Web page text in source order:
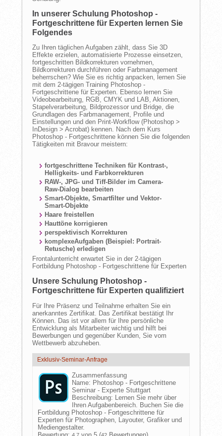
In unserer Schulung Photoshop -
Fortgeschrittene für Experten lernen Sie
Folgendes
Zu Ihren täglichen Aufgaben zählt, dass Sie 3D
Effekte erzielen, automatisierte Prozesse einsetzen,
fortgeschritten Bildkorrekturen vornehmen,
Bildkorrekturen durchführen oder Farbmanagement
beherrschen? Wie Sie es richtig anpacken, lernen Sie
mit dem 2-tägigen Training Photoshop -
Fortgeschrittene für Experten. Ebenso lernen Sie
Videobearbeitung, RGB, CMYK und LAB, Aktionen,
Stapelverarbeitung, Bildprozessor und Bridge, die
Grundlagen des Farbmanagement, Profile und
Einstellungen und den Print-Workflow (Photoshop >
InDesign > Acrobat) kennen. Nach dem Kurs
Photoshop - Fortgeschrittene können Sie die folgenden
Tätigkeiten mit Bravour meistern:
fortgeschrittene Techniken für Kontrast-,
Helligkeits- und Farbkorrekturen
RAW-, JPG- und Tiff-Bilder im Camera-
Raw-Dialog bearbeiten
Smart-Objekte, Smartfilter und Vektor-
Smart-Objekte
Haare freistellen
Hauttöne korrigieren
perspektivisch Korrekturen
komplexeAufgaben (Beispiel: Portrait-
Retusche) erledigen
Frontalunterricht erwartet Sie in der 2-tägigen
Fortbildung Photoshop - Fortgeschrittene für Experten
Unsere Schulung Photoshop -
Fortgeschrittene für Experten qualifiziert
Für Ihre Präsenz und Teilnahme erhalten Sie ein
anerkanntes Zertifikat. Das Zertifikat bestätigt Ihr
Können. Das ist vor allem für Ihre persönliche
Entwicklung als Mitarbeiter wichtig und hilft bei
Bewerbungen und gegenüber Kunden, Sie vom
Wettbewerb abzuheben.
Exklusiv-Seminar-Anfrage
Zusammenfassung
Name: Photoshop - Fortgeschrittene
Seminar - Experte Stuttgart
Beschreibung: Lernen Sie mehr über
Ihren Aufgabenbereich. Buchen Sie die
Fortbildung Photoshop - Fortgeschrittene für
Experten für Photographen, Layouter, Grafiker und
Mediengestalter.
4,7 42